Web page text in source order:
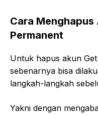
Cara
Permanent
Untuk hapus akun
sebenarnya bisa
langkah-langkah
Yakni dengan